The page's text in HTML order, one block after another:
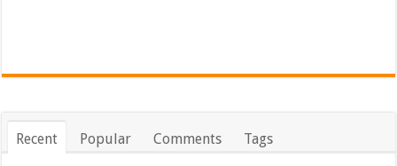
Recent Popular Comments Tags